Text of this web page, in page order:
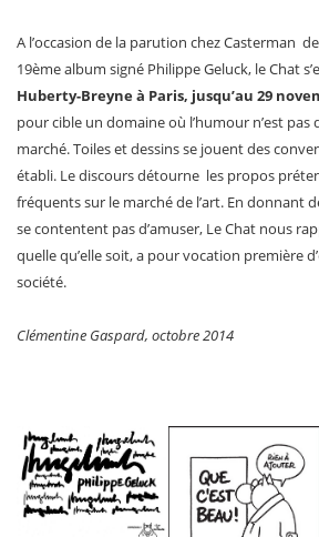
A l’occasion de la parution chez Casterman de
19ème album signé Philippe Geluck, le Chat
Huberty-Breyne à Paris, jusqu’au 29
pour cible un domaine où l’humour n’est pas
marché. Toiles et dessins se jouent des
établi. Le discours détourne les propos
fréquents sur le marché de l’art. En donnant
se contentent pas d’amuser, Le Chat nous
quelle qu’elle soit, a pour vocation première
société.
Clémentine Gaspard, octobre 2014